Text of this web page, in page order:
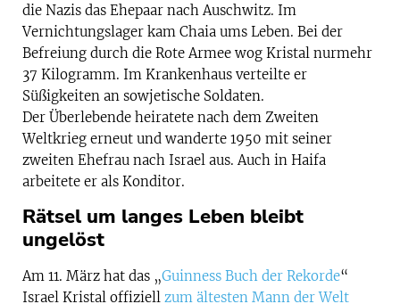
die Nazis das Ehepaar nach Auschwitz. Im
Vernichtungslager kam Chaia ums Leben. Bei der
Befreiung durch die Rote Armee wog Kristal nurmehr
37 Kilogramm. Im Krankenhaus verteilte er
Süßigkeiten an sowjetische Soldaten.
Der Überlebende heiratete nach dem Zweiten
Weltkrieg erneut und wanderte 1950 mit seiner
zweiten Ehefrau nach Israel aus. Auch in Haifa
arbeitete er als Konditor.
Rätsel um langes Leben bleibt
ungelöst
Am 11. März hat das „Guinness Buch der Rekorde“
Israel Kristal offiziell zum ältesten Mann der Welt